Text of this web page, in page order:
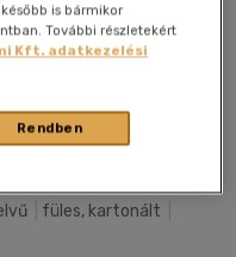
füles, kartonált
is bármikor
További részletekért
Kft. adatkezelési
Rendben